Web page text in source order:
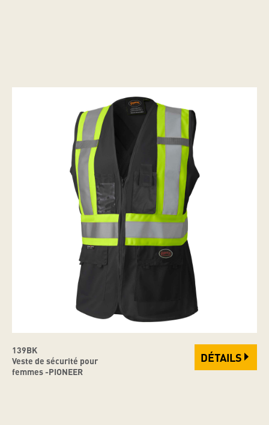
139BK
Veste de sécurité pour
femmes -PIONEER
DÉTAILS